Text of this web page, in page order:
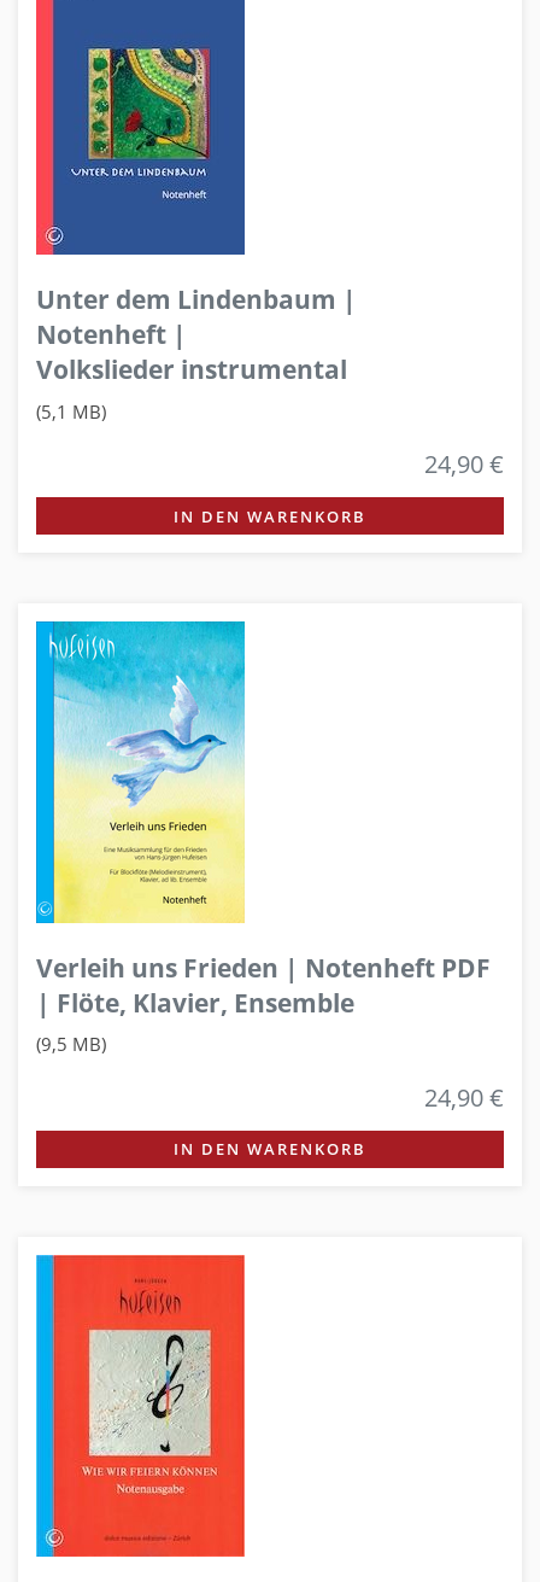
Unter dem Lindenbaum |
Notenheft |
Volkslieder instrumental
(5,1 MB)
24,90 €
IN DEN WARENKORB
Verleih uns Frieden | Notenheft PDF
| Flöte, Klavier, Ensemble
(9,5 MB)
24,90 €
IN DEN WARENKORB